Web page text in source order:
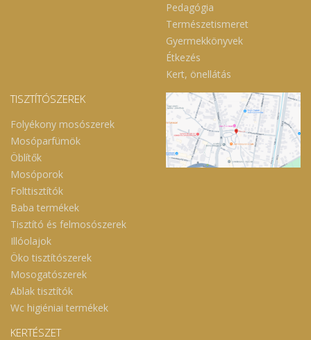
Pedagógia
Természetismeret
Gyermekkönyvek
Étkezés
Kert, önellátás
TISZTÍTÓSZEREK
Folyékony mosószerek
Mosóparfümök
Öblítők
Mosóporok
Folttisztítók
Baba termékek
Tisztító és felmosószerek
Illóolajok
Öko tisztítószerek
Mosogatószerek
Ablak tisztítók
Wc higiéniai termékek
KERTÉSZET